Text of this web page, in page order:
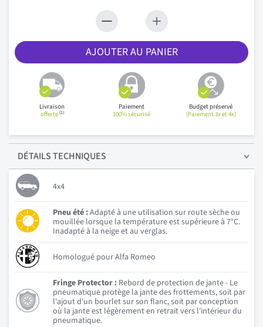
AJOUTER AU PANIER
Livraison
offerte(1)
Paiement
100% sécurisé
Budget préservé
(Paiement 3x et 4x)
DÉTAILSTECHNIQUES
4x4
Pneu été :Adapté à une utilisation sur route sèche ou
mouillée lorsque la température est supérieure à 7°C.
Inadapté à la neige et au verglas.
Homologué pour Alfa Romeo
Fringe Protector : Rebord de protection de jante - Le
pneumatique protège la jante des frottements, soit par
l'ajout d'un bourlet sur son flanc, soit par conception
où la jante est légèrement en retrait vers l'intérieur du
pneumatique.